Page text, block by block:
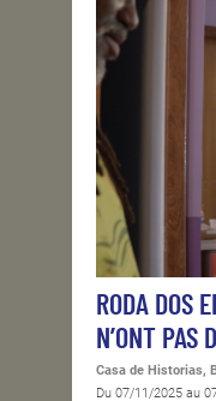
RODA DOS
N’ONT PAS
Casa de Historias,
Du 07/11/2025 au